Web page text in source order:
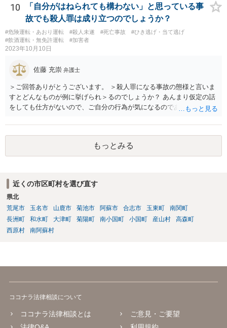
取って相談すべきです。 正直、今後こういうことをしないよう気を付
けて、あとは警察が来たり民事訴訟の訴状等が家に届いたらその時考
えるしかないように思います。
10
「自分がはねられても構わない」と思っている事
故でも殺人罪は成り立つのでしょうか？
#危険運転・あおり運転 #殺人未遂 #死亡事故
#ひき逃げ・当て逃げ
#飲酒運転・無免許運転
#加害者
2023年10月10日
佐藤 充崇 弁護士
＞ご回答ありがとうございます。 ＞殺人罪になる事故の態様と言いま
すとどんなものが例に挙げられ＞るのでしょうか？ あんまり仮定の話
をしても仕方がないので、ご自分の行為が気になるのであれば、何を
か、直接弁護士に相談に行くかしたほうがいいと思います。 殺人罪に
なりうる事故の態様だと、自転車が改造自転車か何かで時速１００キ
ロや１５０キロくらい出していれば殺人罪の実行行為性は認められる
と思いますので、殺人罪が成立しえますが・・・ 思いつく限りの例を
の危険な運転で誰か人が死んでも構わない」くらいで成立します。そ
して自分でそう思っていなくても、客観的に人が死んでもおかしくな
い危険行為を、危険だと知っていてやると故意は認められてしまう可
能性が高いです。人を殺そうという意欲までは不要です。
もっとみる
近くの市区町村を選び直す
県北
荒尾市
玉名市 山鹿市 菊池市 阿蘇市 合志市 玉東町
南関町
長洲町
和水町 大津町 菊陽町 南小国町 小国町 産山村
高森町
西原村
南阿蘇村
ココナラ法律相談について
ココナラ法律相談とは
ご意見・ご要望